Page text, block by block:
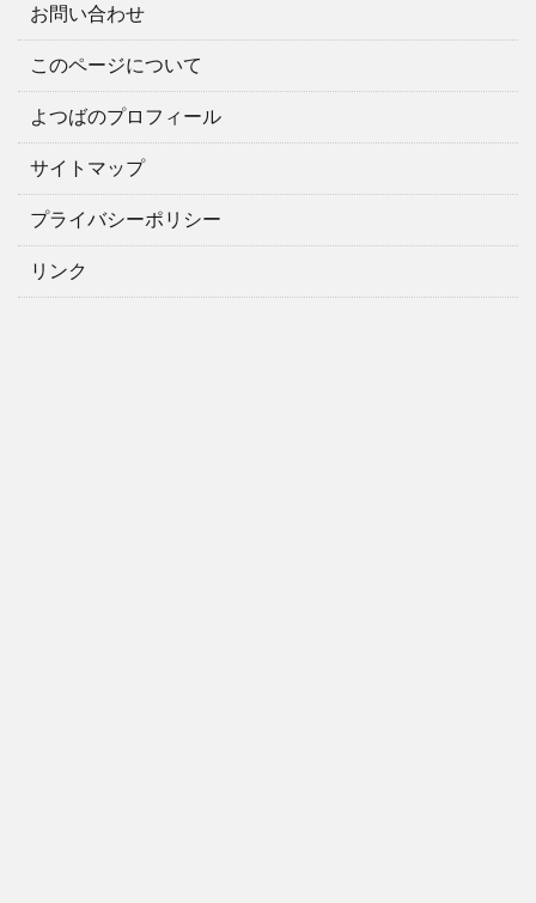
お問い合わせ
このページについて
よつばのプロフィール
サイトマップ
プライバシーポリシー
リンク